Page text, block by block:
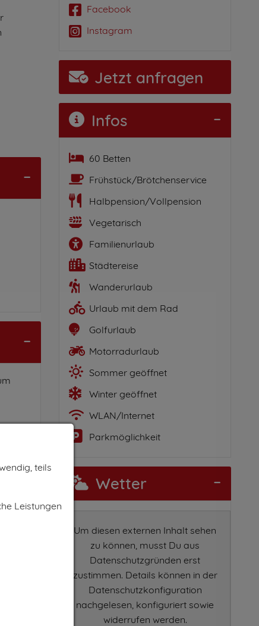
Facebook
Instagram
Jetzt anfragen
Infos
60 Betten
Frühstück/Brötchenservice
Halbpension/Vollpension
Vegetarisch
Familienurlaub
Städtereise
Wanderurlaub
Urlaub mit dem Rad
Golfurlaub
Motorradurlaub
Sommer geöffnet
Winter geöffnet
WLAN/Internet
Parkmöglichkeit
Wetter
Um diesen externen Inhalt sehen
zu können, musst Du aus
Datenschutzgründen erst
zustimmen. Details können in der
Datenschutzkonfiguration
nachgelesen, konfiguriert sowie
widerrufen werden.
teils
Leistungen